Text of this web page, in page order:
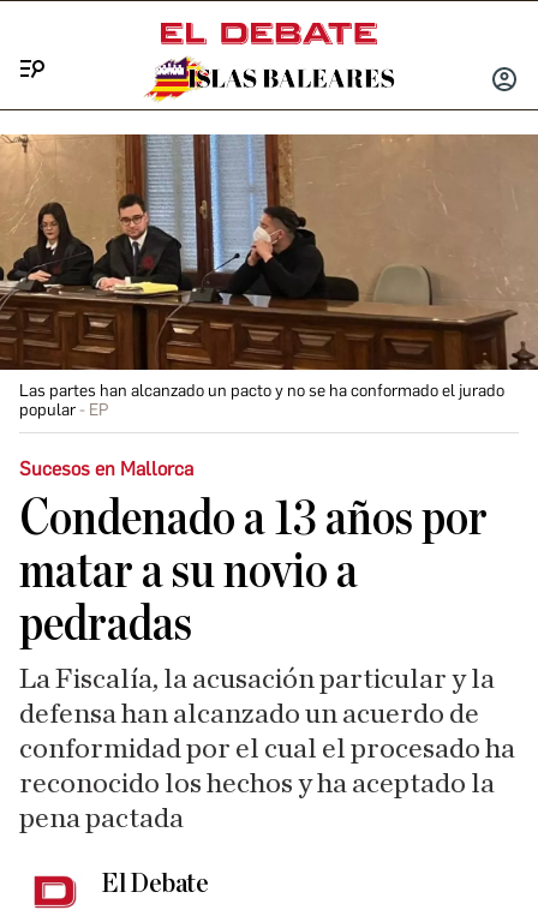
INICIAR
Las partes han alcanzado un pacto y no se ha conformado el jurado
popular
EP
Sucesos en Mallorca
Condenado a 13 años por
matar a su novio a
pedradas
La Fiscalía, la acusación particular y la
defensa han alcanzado un acuerdo de
conformidad por el cual el procesado ha
reconocido los hechos y ha aceptado la
pena pactada
El Debate